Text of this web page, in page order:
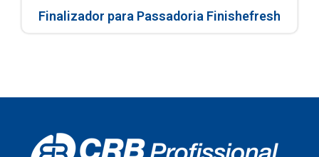
Finalizador para Passadoria Finishefresh